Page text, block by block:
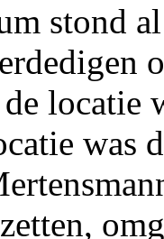
stond
locatie
was